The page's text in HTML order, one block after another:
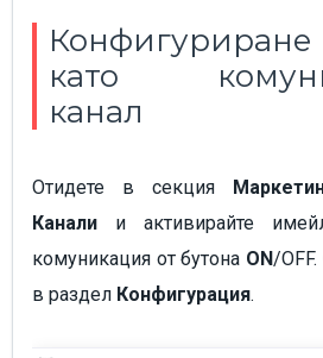
като
канал
Отидете в секция
Канали и активирайте
комуникация от бутона ON/
в раздел Конфигурация.